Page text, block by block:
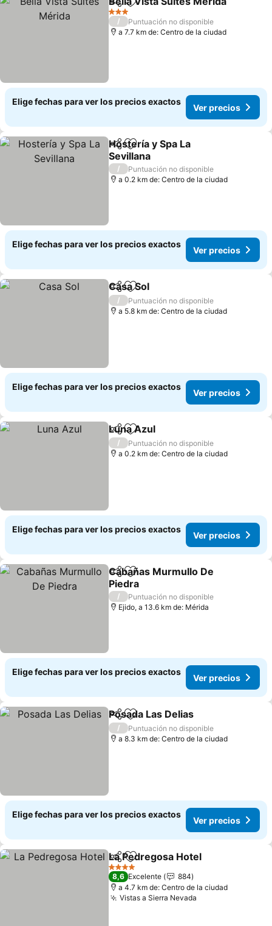
CompartirAgregar a favoritos
3 Estrellas
/
Puntuación no disponible
a 7.7 km de: Centro de la ciudad
Elige fechas para ver los precios exactos
Ver precios
CompartirAgregar a favoritos
Hostería y Spa La
Sevillana
Ver precios
/
Puntuación no disponible
a 0.2 km de: Centro de la ciudad
Elige fechas para ver los precios exactos
Ver precios
CompartirAgregar a favoritos
Casa Sol
/
Puntuación no disponible
a 5.8 km de: Centro de la ciudad
Elige fechas para ver los precios exactos
Ver precios
CompartirAgregar a favoritos
Luna Azul
/
Puntuación no disponible
a 0.2 km de: Centro de la ciudad
Elige fechas para ver los precios exactos
Ver precios
CompartirAgregar a favoritos
Cabañas Murmullo De
Piedra
Ver precios
/
Puntuación no disponible
Ejido, a 13.6 km de: Mérida
Elige fechas para ver los precios exactos
Ver precios
CompartirAgregar a favoritos
Posada Las Delias
/
Puntuación no disponible
a 8.3 km de: Centro de la ciudad
Elige fechas para ver los precios exactos
Ver precios
CompartirAgregar a favoritos
La Pedregosa Hotel
4 Estrellas
8,6 Excelente
884
a 4.7 km de: Centro de la ciudad
Vistas a Sierra Nevada